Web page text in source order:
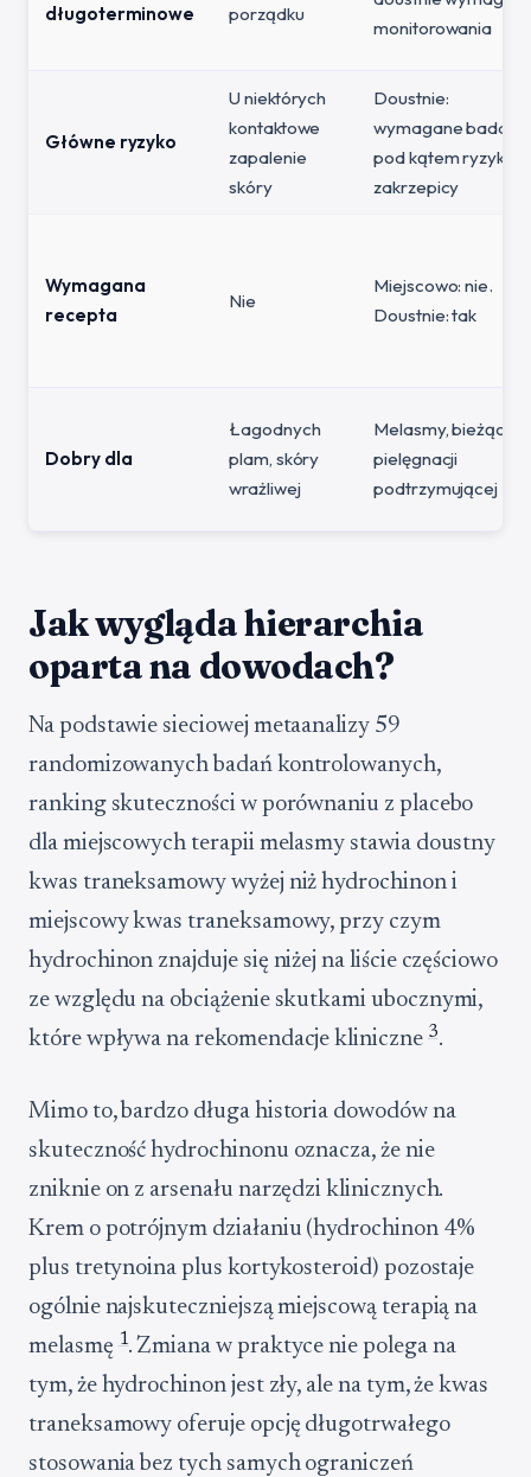
długoterminowe porządku
monitorowania
Główne ryzyko
U niektórych
kontaktowe
zapalenie
skóry
Doustnie:
wymagane
pod kątem ryzyka
zakrzepicy
Wymagana
recepta
Nie
Miejscowo: nie.
Doustnie: tak
Dobry dla
Łagodnych
plam, skóry
wrażliwej
Melasmy, bieżącej
pielęgnacji
podtrzymującej
Jak wygląda hierarchia
oparta na dowodach?
Na podstawie sieciowej metaanalizy 59
randomizowanych badań kontrolowanych,
ranking skuteczności w porównaniu z placebo
dla miejscowych terapii melasmy stawia doustny
kwas traneksamowy wyżej niż hydrochinon i
miejscowy kwas traneksamowy, przy czym
hydrochinon znajduje się niżej na liście częściowo
ze względu na obciążenie skutkami ubocznymi,
które wpływa na rekomendacje kliniczne 3.
Mimo to, bardzo długa historia dowodów na
skuteczność hydrochinonu oznacza, że nie
zniknie on z arsenału narzędzi klinicznych.
Krem o potrójnym działaniu (hydrochinon 4%
plus tretynoina plus kortykosteroid) pozostaje
ogólnie najskuteczniejszą miejscową terapią na
melasmę 1. Zmiana w praktyce nie polega na
tym, że hydrochinon jest zły, ale na tym, że kwas
traneksamowy oferuje opcję długotrwałego
stosowania bez tych samych ograniczeń